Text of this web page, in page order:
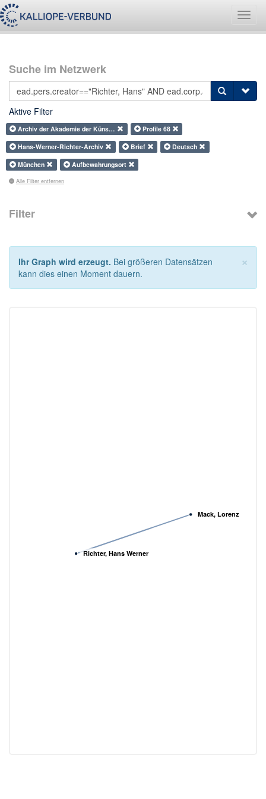
Suche im Netzwerk
Aktive Filter
Archiv der Akademie der Küns…
Profile 68
Hans-Werner-Richter-Archiv
Brief
Deutsch
München
Aufbewahrungsort
Alle Filter entfernen
Filter
×
Ihr Graph wird erzeugt. Bei größeren Datensätzen
kann dies einen Moment dauern.
Mack, Lorenz
Richter, Hans Werner